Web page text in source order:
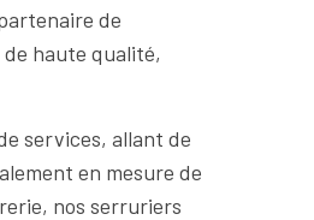
de
haute qualité,
services, allant de
en mesure de
nos serruriers